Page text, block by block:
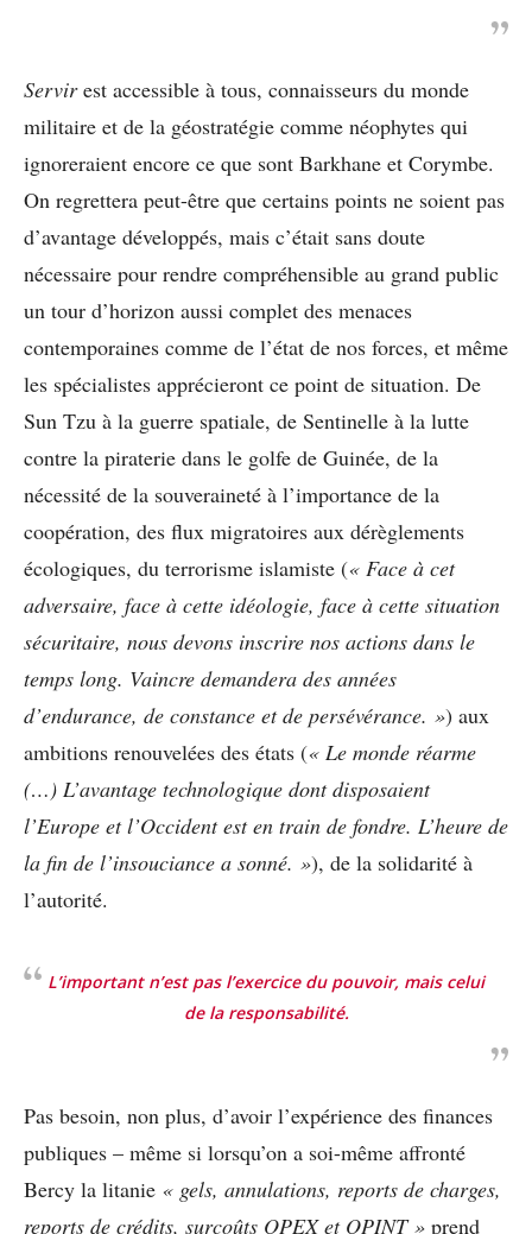
Servirest accessible à tous, connaisseurs du monde
militaire et de la géostratégie comme néophytes qui
ignoreraient encore ce que sont Barkhane et Corymbe.
On regrettera peut-être que certains points ne soient pas
d’avantage développés, mais c’était sans doute
nécessaire pour rendre compréhensible au grand public
un tour d’horizon aussi complet des menaces
contemporaines comme de l’état de nos forces, et même
les spécialistes apprécieront ce point de situation. De
Sun Tzu à la guerre spatiale, de Sentinelle à la lutte
contre la piraterie dans le golfe de Guinée, de la
nécessité de la souveraineté à l’importance de la
coopération, des flux migratoires aux dérèglements
écologiques, du terrorisme islamiste (« Face à cet
adversaire, face à cette idéologie, face à cette situation
sécuritaire, nous devons inscrire nos actions dans le
temps long. Vaincre demandera des années
d’endurance, de constance et de persévérance. ») aux
ambitions renouvelées des états (« Le monde réarme
(…) L’avantage technologique dont disposaient
l’Europe et l’Occident est en train de fondre. L’heure de
la fin de l’insouciance a sonné. »), de la solidarité à
l’autorité.
L’important n’est pas l’exercice du pouvoir, mais celui
de la responsabilité.
Pas besoin, non plus, d’avoir l’expérience des finances
publiques – même si lorsqu’on a soi-même affronté
Bercy la litanie « gels, annulations, reports de charges,
reports de crédits, surcoûts OPEX et OPINT » prend